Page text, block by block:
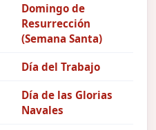
Domingo de
Resurrección
(Semana Santa)
Día del Trabajo
Día de las Glorias
Navales